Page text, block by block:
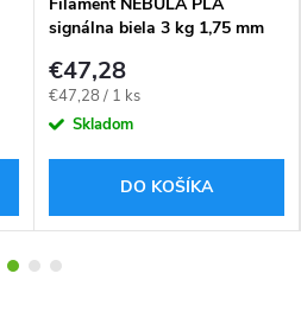
signálna biela 3 kg 1,75 mm
€47,28
Jednotková
cena:
€47,28 / 1 ks
Skladom
DO KOŠÍKA